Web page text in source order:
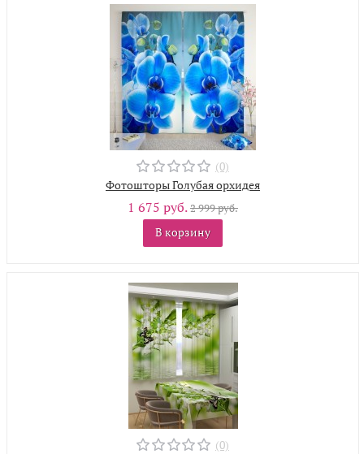
(0)
Фотошторы Голубая орхидея
1 675 руб.2 999 руб.
В корзину
(0)